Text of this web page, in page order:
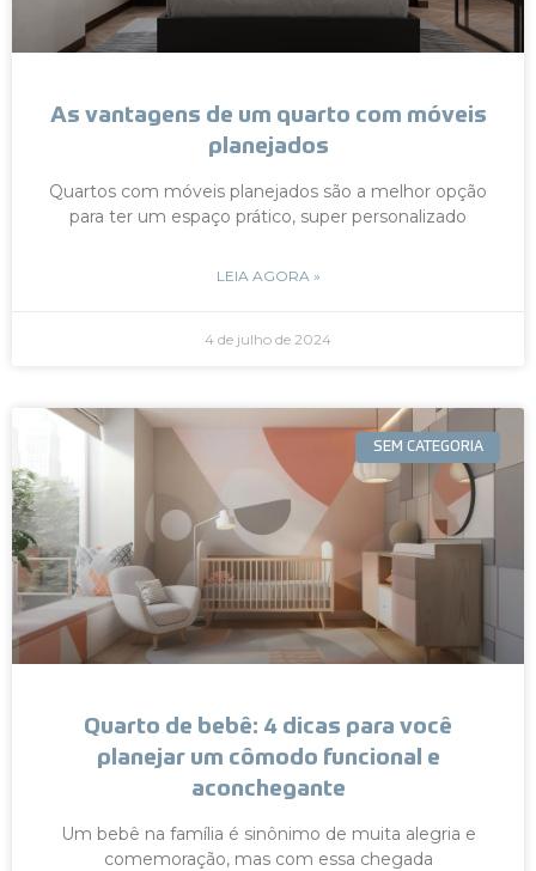
As vantagens de um quarto com móveis
planejados
Quartos com móveis planejados são a melhor opção
para ter um espaço prático, super personalizado
LEIA AGORA »
4 de julho de 2024
SEM CATEGORIA
Quarto de bebê: 4 dicas para você
planejar um cômodo funcional e
aconchegante
Um bebê na família é sinônimo de muita alegria e
comemoração, mas com essa chegada